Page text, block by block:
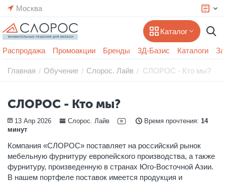
Москва
Каталог
Распродажа Промоакции Бренды 3Д-Базис Каталоги
Главная / Обучение / Слорос. Лайв / СЛОРОС - Кто мы?
СЛОРОС - Кто мы?
13 Апр 2026 Слорос. Лайв Время прочтения: 14
минут
Компания «СЛОРОС» поставляет на российский рынок
мебельную фурнитуру европейского производства, а также
фурнитуру, произведенную в странах Юго-Восточной Азии.
В нашем портфеле поставок имеется продукция и